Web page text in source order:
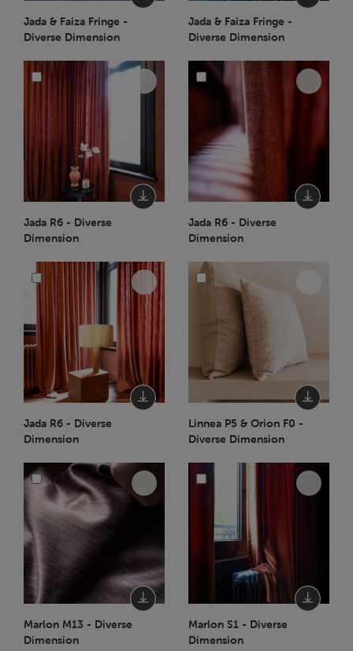
Jada & Faiza Fringe -
Diverse Dimension
Jada & Faiza Fringe -
Diverse Dimension
Jada R6 - Diverse
Dimension
Jada R6 - Diverse
Dimension
Jada R6 - Diverse
Dimension
Linnea P5 & Orion F0 -
Diverse Dimension
Marlon M13 - Diverse
Dimension
Marlon S1 - Diverse
Dimension